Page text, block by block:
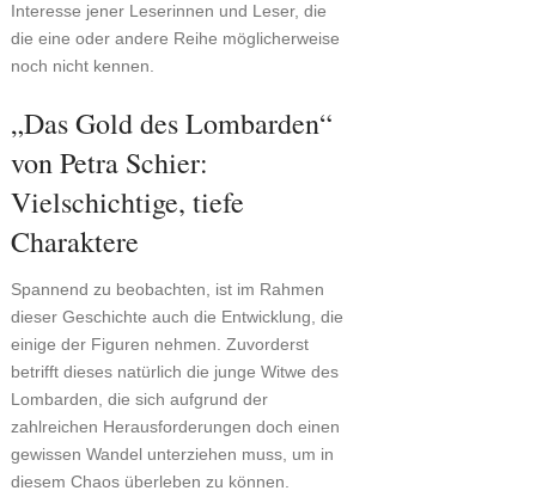
Interesse jener Leserinnen und Leser, die
die eine oder andere Reihe möglicherweise
noch nicht kennen.
„Das Gold des Lombarden“
von Petra Schier:
Vielschichtige, tiefe
Charaktere
Spannend zu beobachten, ist im Rahmen
dieser Geschichte auch die Entwicklung, die
einige der Figuren nehmen. Zuvorderst
betrifft dieses natürlich die junge Witwe des
Lombarden, die sich aufgrund der
zahlreichen Herausforderungen doch einen
gewissen Wandel unterziehen muss, um in
diesem Chaos überleben zu können.